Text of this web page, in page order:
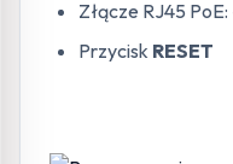
Złącze RJ45
Przycisk RESET